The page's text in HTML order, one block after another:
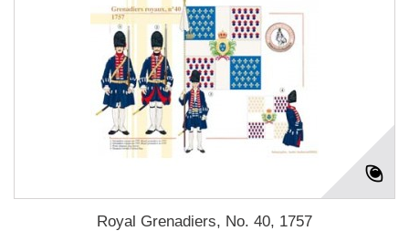
Royal Grenadiers, No. 40, 1757